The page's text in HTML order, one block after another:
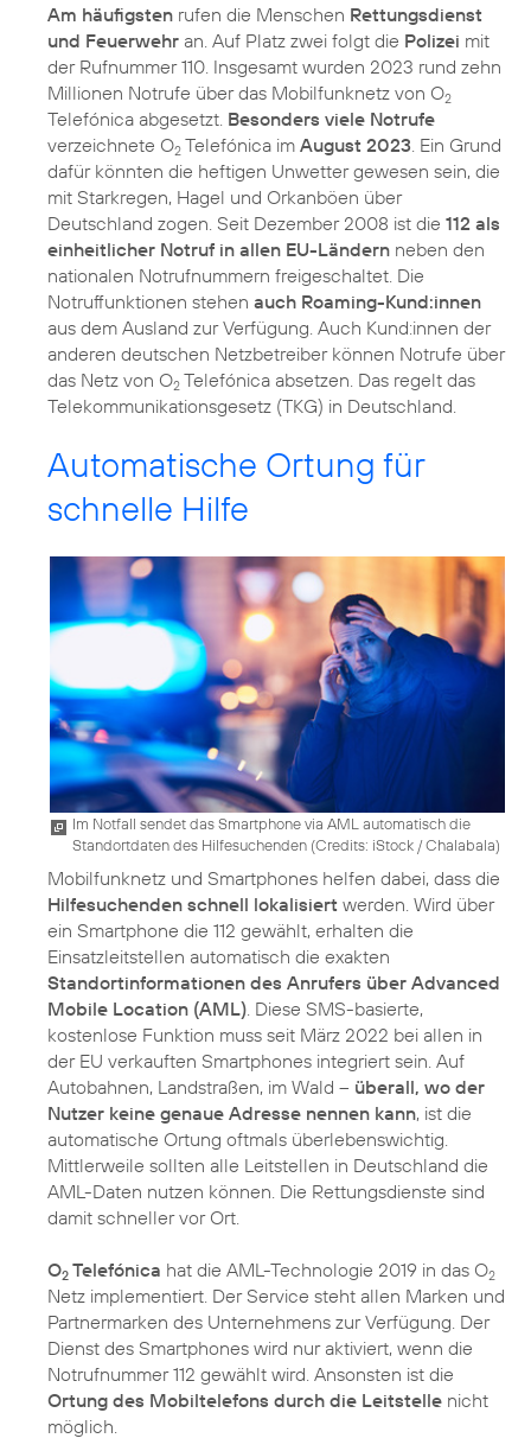
Am häufigsten rufen die Menschen Rettungsdienst
und Feuerwehr an. Auf Platz zwei folgt die Polizei mit
der Rufnummer 110. Insgesamt wurden 2023 rund zehn
Millionen Notrufe über das Mobilfunknetz von O2
Telefónica abgesetzt. Besonders viele Notrufe
verzeichnete O2 Telefónica im August 2023 . Ein Grund
dafür könnten die heftigen Unwetter gewesen sein, die
mit Starkregen, Hagel und Orkanböen über
Deutschland zogen. Seit Dezember 2008 ist die 112 als
einheitlicher Notruf in allen EU-Ländern neben den
nationalen Notrufnummern freigeschaltet. Die
Notruffunktionen stehen auch Roaming-Kund:innen
aus dem Ausland zur Verfügung. Auch Kund:innen der
anderen deutschen Netzbetreiber können Notrufe über
das Netz von O2 Telefónica absetzen. Das regelt das
Telekommunikationsgesetz (TKG) in Deutschland.
Automatische Ortung für
schnelle Hilfe
Im Notfall sendet das Smartphone via AML automatisch die
Standortdaten des Hilfesuchenden (Credits: iStock / Chalabala)
Mobilfunknetz und Smartphones helfen dabei, dass die
Hilfesuchenden schnell lokalisiert werden. Wird über
ein Smartphone die 112 gewählt, erhalten die
Einsatzleitstellen automatisch die exakten
Standortinformationen des Anrufers über Advanced
Mobile Location (AML). Diese SMS-basierte,
kostenlose Funktion muss seit März 2022 bei allen in
der EU verkauften Smartphones integriert sein. Auf
Autobahnen, Landstraßen, im Wald – überall, wo der
Nutzer keine genaue Adresse nennen kann, ist die
automatische Ortung oftmals überlebenswichtig.
Mittlerweile sollten alle Leitstellen in Deutschland die
AML-Daten nutzen können. Die Rettungsdienste sind
damit schneller vor Ort.
O2 Telefónica hat die AML-Technologie 2019 in das O2
Netz implementiert. Der Service steht allen Marken und
Partnermarken des Unternehmens zur Verfügung. Der
Dienst des Smartphones wird nur aktiviert, wenn die
Notrufnummer 112 gewählt wird. Ansonsten ist die
Ortung des Mobiltelefons durch die Leitstelle nicht
möglich.